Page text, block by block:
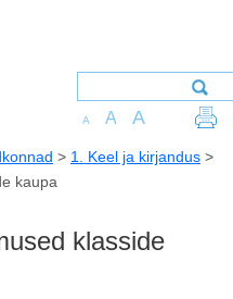
A A A
> 1. Keel ja kirjandus >
kaupa
klasside